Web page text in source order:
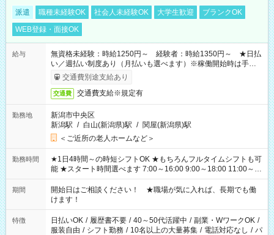
派遣 職種未経験OK 社会人未経験OK 大学生歓迎
ブランクOK
WEB登録・面接OK
給与
無資格未経験：時給1250円～ 経験者：時給1350円～ ★日払
い／週払い制度あり（月払いも選べます）※稼働開始時は手続き
完了次第のお支払いとなります。
交通費別途支給あり
交通費 交通費支給※規定有
勤務地
新潟市中央区
新潟駅 / 白山(新潟県)駅 / 関屋(新潟県)駅
＜ご近所の老人ホームなど＞
勤務時間
★1日4時間～の時短シフトOK ★もちろんフルタイムシフトも可
能 ★スタート時間選べます 7:00～16:00 9:00～18:00 11:00～
20:00 など 残業なし！ ※Wワークの場合、他のお仕事と合わせ
週40時間超の就業はご案内できません ※法令に基づき、週20時
間以上勤務は社会保険への加入対象となります ※労働者派遣法
（日雇い派遣の原則禁止）により、短時間・短期間の就業はご
案内が難しい場合があります
期間
開始日はご相談ください！ ★職場が気に入れば、長期でも働
けます！
特徴 日払いOK / 履歴書不要 / 40～50代活躍中 / 副業・WワークOK /
服装自由 / シフト勤務 / 10名以上の大量募集 / 電話対応なし / パ